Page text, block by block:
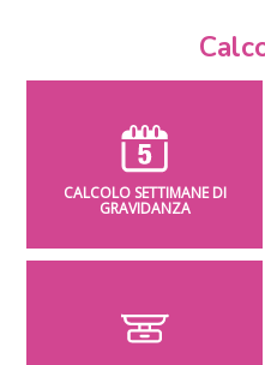
CALCOLO SETTIMANE DI
GRAVIDANZA